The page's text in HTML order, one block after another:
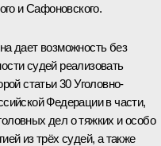
и Сафоновского.
дает возможность без
судей реализовать
статьи 30 Уголовно-
Федерации в части,
дел о тяжких и особо
из трёх судей, а также